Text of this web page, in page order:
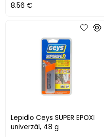
8.56 €
Lepidlo Ceys SUPER EPOXI
univerzál, 48 g